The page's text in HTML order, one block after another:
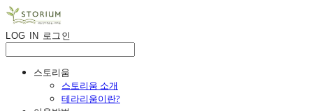
LOG IN 로그인
스토리움
스토리움 소개
테라리움이란?